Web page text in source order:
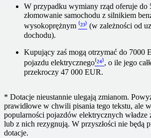
W przypadku wymiany rząd oferuje do
złomowanie samochodu z silnikiem
wysokoprężnym ⁽²³⁾ (w zależności od
dochodu).
Kupujący zaś mogą otrzymać do 7000
pojazdu elektrycznego⁽²⁴⁾, o ile jego
przekroczy 47 000 EUR.
* Dotacje nieustannie ulegają zmianom.
prawidłowe w chwili pisania tego tekstu, ale
popularności pojazdów elektrycznych władze
lub z nich rezygnują. W przyszłości nie będą
dotacje.